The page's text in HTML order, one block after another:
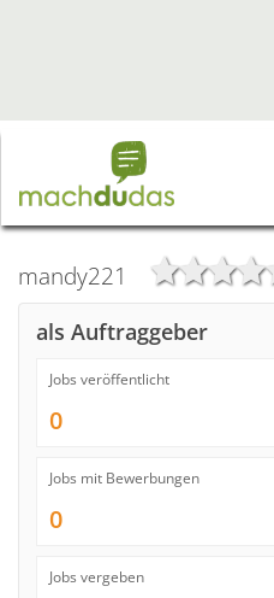
mandy221
als Auftraggeber
Jobs veröffentlicht
0
Jobs mit Bewerbungen
0
Jobs vergeben